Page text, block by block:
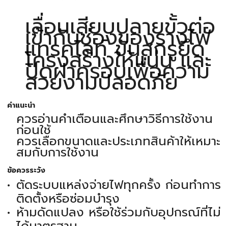
เลื่อนเสียบปลายขั้วต่อ
เข้ากับช่องของรางไฟ
แทรคไลท์ ขันสกรูยึด
โครงสร้างให้แน่น และ
ปิดฝาครอบเพื่อความ
สวยงามปลอดภัย
คำแนะนำ
ควรอ่านคำเตือนและศึกษาวิธีการใช้งาน
ก่อนใช้
ควรเลือกขนาดและประเภทสินค้าให้เหมาะ
สมกับการใช้งาน
ข้อควรระวัง
ตัดระบบแหล่งจ่ายไฟทุกครั้ง ก่อนทำการ
ติดตั้งหรือซ่อมบำรุง
ห้ามดัดแปลง หรือใช้ร่วมกับอุปกรณ์ที่ไม่